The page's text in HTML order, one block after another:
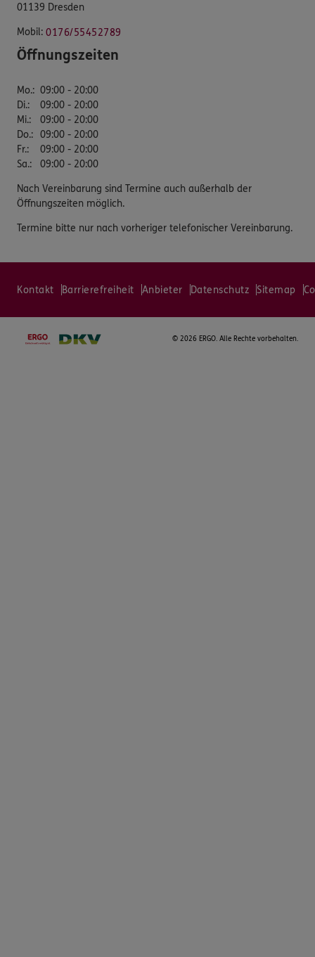
01139 Dresden
Mobil: 0176/55452789
Öffnungszeiten
Mo.: 09:00 - 20:00
Di.:
09:00 - 20:00
Mi.:
09:00 - 20:00
Do.: 09:00 - 20:00
Fr.:
09:00 - 20:00
Sa.: 09:00 - 20:00
Nach Vereinbarung sind Termine auch außerhalb der
Öffnungszeiten möglich.
Termine bitte nur nach vorheriger telefonischer Vereinbarung.
Kontakt Barrierefreiheit Anbieter Datenschutz Sitemap
© 2026 ERGO. Alle Rechte vorbehalten.